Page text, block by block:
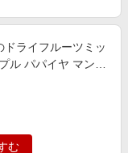
ドライフルーツミッ
ル パパイヤ マンゴ
む